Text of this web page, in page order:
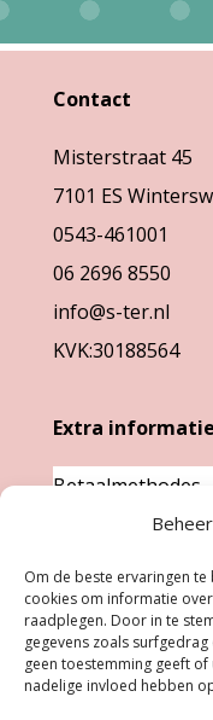
Om de beste ervaringen
cookies om informatie
raadplegen. Door in te
gegevens zoals
geen toestemming geeft
nadelige invloed hebben
Contact
Misterstraat 45
7101 ES
0543-461001
06 2696 8550
info@s-ter.nl
KVK:30188564
Extra informatie
Betaalmethodes
Garantie &
verzendkosten
Retourneren
Openingstijden